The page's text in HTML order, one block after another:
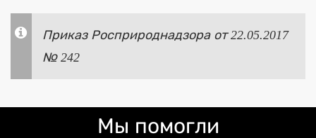
Приказ Росприроднадзора от 22.05.2017
№ 242
Мы помогли